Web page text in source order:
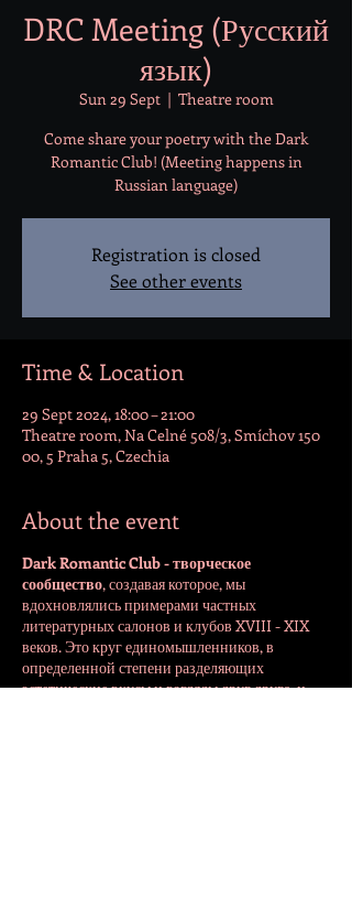
DRC Meeting (Русский
язык)
Sun 29 Sept
  |
Theatre room
Come share your poetry with the Dark
Romantic Club! (Meeting happens in
Russian language)
Registration is closed
See other events
Time & Location
29 Sept 2024, 18:00 – 21:00
Theatre room, Na Celné 508/3, Smíchov 150
00, 5 Praha 5, Czechia
About the event
Dark Romantic Club - творческое
сообщество, создавая которое, мы
вдохновлялись примерами частных
литературных салонов и клубов XVIII - XIX
веков. Это круг единомышленников, в
определенной степени разделяющих
эстетические вкусы и взгляды друг друга, и